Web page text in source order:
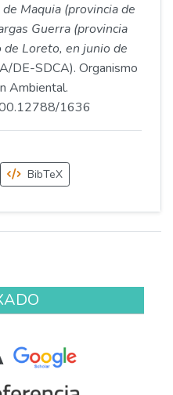
Maquia (provincia de
Guerra (provincia
Loreto, en junio de
DE-SDCA). Organismo
Ambiental.
1636
BibTeX